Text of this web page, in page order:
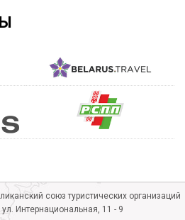
союз туристических организаций
Интернациональная, 11 - 9